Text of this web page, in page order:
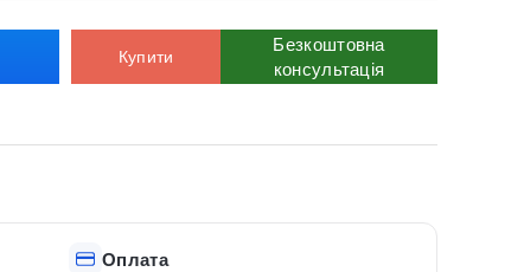
Купити
Безкоштовна
консультація
Оплата